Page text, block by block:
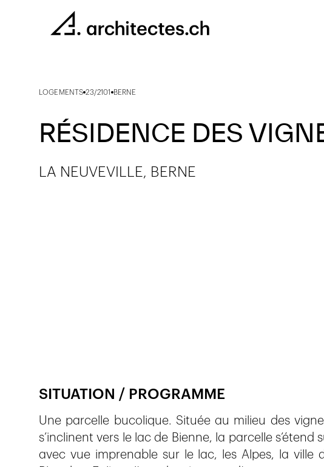
LOGEMENTS 23/2101 BERNE
RÉSIDENCE DES
LA NEUVEVILLE, BERNE
SITUATION / PROGRAMME
Une parcelle bucolique. Située au milieu des
s’inclinent vers le lac de Bienne, la parcelle s’étend
avec vue imprenable sur le lac, les Alpes, la ville